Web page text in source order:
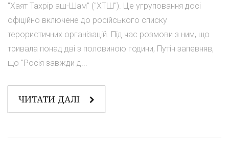
"Хаят Тахрір аш-Шам" ("ХТШ"). Це угруповання досі
офіційно включене до російського списку
терористичних організацій. Під час розмови з ним, що
тривала понад дві з половиною години, Путін запевняв,
що "Росія завжди д...
ЧИТАТИ ДАЛІ